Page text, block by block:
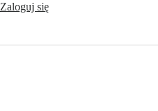
Zaloguj się